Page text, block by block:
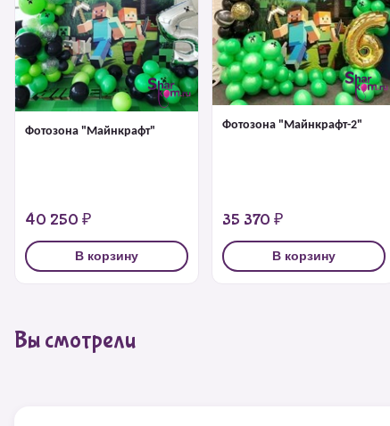
Фотозона "Майнкрафт"
40 250 ₽
В корзину
Фотозона "Майнкрафт-2"
35 370 ₽
В корзину
Вы смотрели